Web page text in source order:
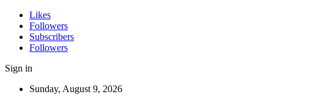
Likes
Followers
Subscribers
Followers
Sign in
Sunday, August 9, 2026